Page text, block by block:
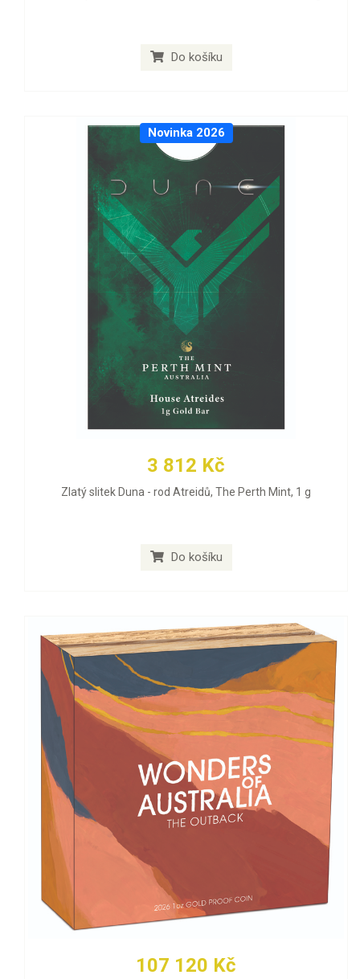
Do košíku
Novinka 2026
3 812 Kč
Zlatý slitek Duna - rod Atreidů, The Perth Mint, 1 g
Do košíku
107 120 Kč